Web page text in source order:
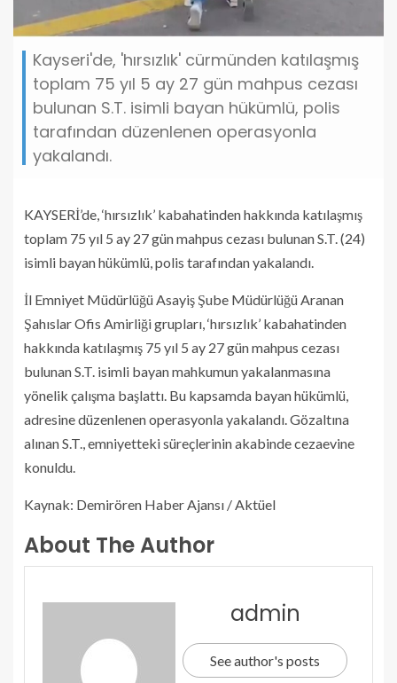
Kayseri'de, 'hırsızlık' cürmünden katılaşmış
toplam 75 yıl 5 ay 27 gün mahpus cezası
bulunan S.T. isimli bayan hükümlü, polis
tarafından düzenlenen operasyonla
yakalandı.
KAYSERİ’de, ‘hırsızlık’ kabahatinden hakkında katılaşmış
toplam 75 yıl 5 ay 27 gün mahpus cezası bulunan S.T. (24)
isimli bayan hükümlü, polis tarafından yakalandı.
İl Emniyet Müdürlüğü Asayiş Şube Müdürlüğü Aranan
Şahıslar Ofis Amirliği grupları, ‘hırsızlık’ kabahatinden
hakkında katılaşmış 75 yıl 5 ay 27 gün mahpus cezası
bulunan S.T. isimli bayan mahkumun yakalanmasına
yönelik çalışma başlattı. Bu kapsamda bayan hükümlü,
adresine düzenlenen operasyonla yakalandı. Gözaltına
alınan S.T., emniyetteki süreçlerinin akabinde cezaevine
konuldu.
Kaynak: Demirören Haber Ajansı / Aktüel
About The Author
admin
See author's posts